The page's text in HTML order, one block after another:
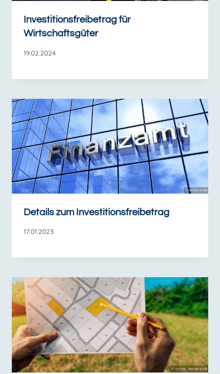
Investitionsfreibetrag für
Wirtschaftsgüter
19.02.2024
Details zum Investitionsfreibetrag
17.01.2023